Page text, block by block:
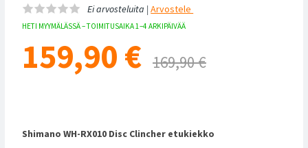
Ei arvosteluita |Arvostele
HETI MYYMÄLÄSSÄ – TOIMITUSAIKA 1–4 ARKIPÄIVÄÄ
159,90 € 169,90 €
Shimano WH-RX010 Disc Clincher etukiekko